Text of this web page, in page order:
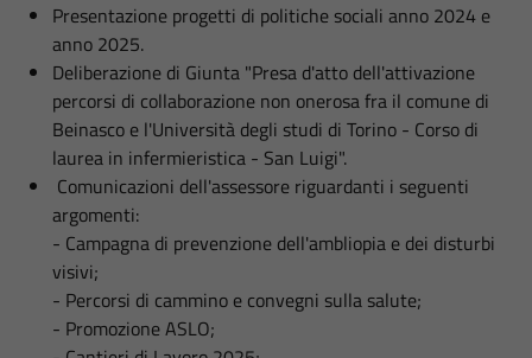
Presentazione progetti di politiche sociali anno 2024 e
anno 2025.
Deliberazione di Giunta "Presa d'atto dell'attivazione
percorsi di collaborazione non onerosa fra il comune di
Beinasco e l'Università degli studi di Torino - Corso di
laurea in infermieristica - San Luigi".
Comunicazioni dell'assessore riguardanti i seguenti
argomenti:
- Campagna di prevenzione dell'ambliopia e dei disturbi
visivi;
- Percorsi di cammino e convegni sulla salute;
- Promozione ASLO;